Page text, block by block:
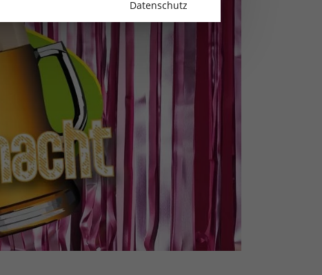
Datenschutz